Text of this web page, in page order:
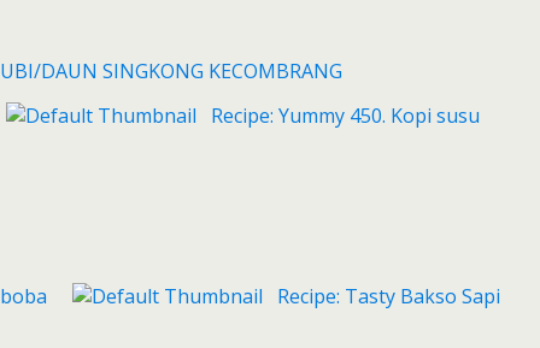
UBI/DAUN SINGKONG KECOMBRANG
Recipe: Yummy 450. Kopi susu
boba Recipe: Tasty Bakso Sapi